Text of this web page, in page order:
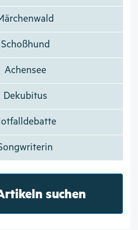
Schoßhund
Achensee
Dekubitus
suchen